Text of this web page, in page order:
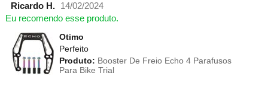
Ricardo H.
14/02/2024
Eu recomendo esse produto.
Otimo
Perfeito
Produto: Booster De Freio Echo 4 Parafusos
Para Bike Trial